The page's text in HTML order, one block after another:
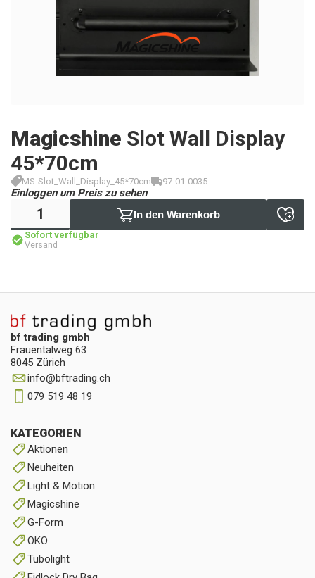
Magicshine Slot Wall Display
45*70cm
MS-Slot_Wall_Display_45*70cm 97-01-0035
Einloggen um Preis zu sehen
In den Warenkorb
Sofort verfügbar
Versand
bf trading gmbh
Frauentalweg 63
8045 Zürich
info@bftrading.ch
079 519 48 19
KATEGORIEN
Aktionen
Neuheiten
Light & Motion
Magicshine
G-Form
OKO
Tubolight